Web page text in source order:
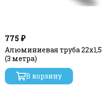
775 ₽
Алюминиевая труба 22x1,5
(3 метра)
В корзину